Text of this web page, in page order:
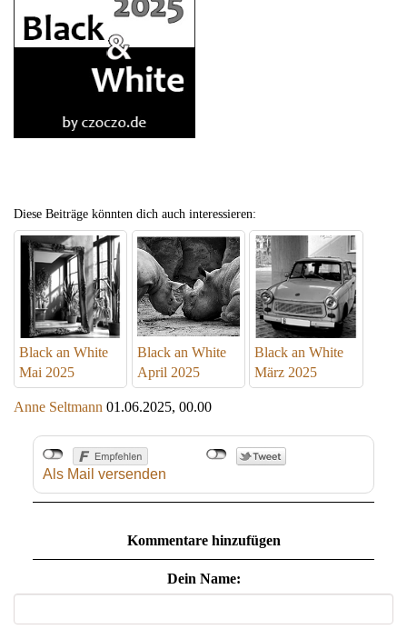
Diese Beiträge könnten dich auch interessieren:
Black an White
Mai 2025
Black an White
April 2025
Black an White
März 2025
Anne Seltmann 01.06.2025, 00.00
Als Mail versenden
Kommentare hinzufügen
Dein Name: